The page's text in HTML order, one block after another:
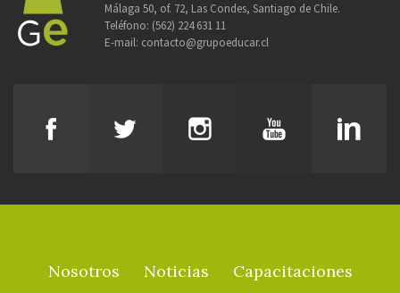
Málaga 50, of. 72, Las Condes, Santiago de Chile.
Teléfono: (562) 224 631 11
E-mail: contacto@grupoeducar.cl
Nosotros Noticias
Capacitaciones